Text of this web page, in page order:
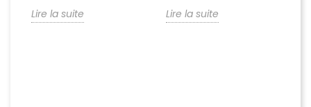
Lire la suite
Lire la suite